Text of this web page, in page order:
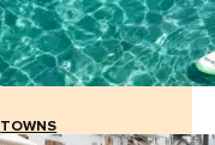
TOWNS